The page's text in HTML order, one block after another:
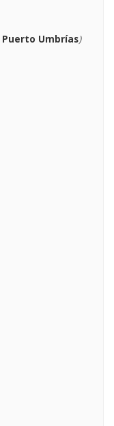
Puerto Umbrías)